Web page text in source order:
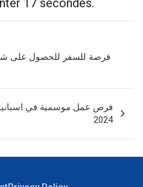
فرصة للسفر للحصول على
فرص عمل موسمية في
2024